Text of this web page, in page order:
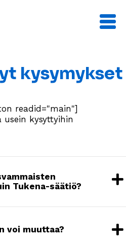
kysymykset
readid="main"]
usein kysyttyihin
Tukena-säätiö?
voi muuttaa?